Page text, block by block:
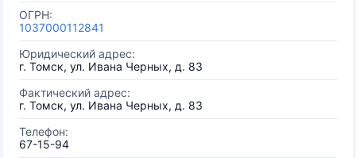
ОГРН:
1037000112841
Юридический адрес:
г. Томск, ул. Ивана Черных, д. 83
Фактический адрес:
г. Томск, ул. Ивана Черных, д. 83
Телефон:
67-15-94